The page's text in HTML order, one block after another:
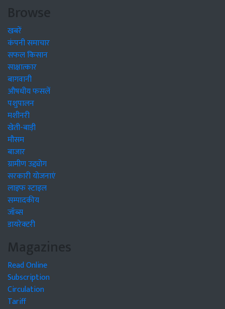
Browse
खबरें
कंपनी समाचार
सफल किसान
साक्षात्कार
बागवानी
औषधीय फसलें
पशुपालन
मशीनरी
खेती-बाड़ी
मौसम
बाजार
ग्रामीण उद्द्योग
सरकारी योजनाएं
लाइफ स्टाइल
सम्पादकीय
जॉब्स
डायरेक्टरी
Magazines
Read Online
Subscription
Circulation
Tariff